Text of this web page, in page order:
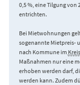
0,5 %, eine Tilgung von
entrichten.
Bei Mietwohnungen
sogenannte Mietpreis-
nach Kommune im
Maßnahmen nur eine
erhoben werden darf,
werden kann. Zudem